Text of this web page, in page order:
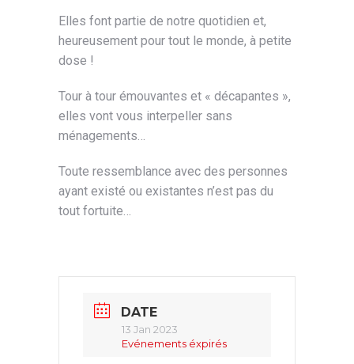
Elles font partie de notre quotidien et,
heureusement pour tout le monde, à petite
dose !
Tour à tour émouvantes et « décapantes »,
elles vont vous interpeller sans
ménagements…
Toute ressemblance avec des personnes
ayant existé ou existantes n’est pas du
tout fortuite…
DATE
13 Jan 2023
Evénements éxpirés